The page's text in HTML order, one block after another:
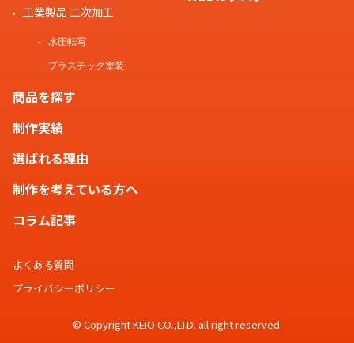
工業製品 二次加工
水圧転写
プラスチック塗装
商品を探す
制作実績
選ばれる理由
制作を考えている方へ
コラム記事
よくある質問
プライバシーポリシー
© Copyright KEIO CO.,LTD. all right reserved.